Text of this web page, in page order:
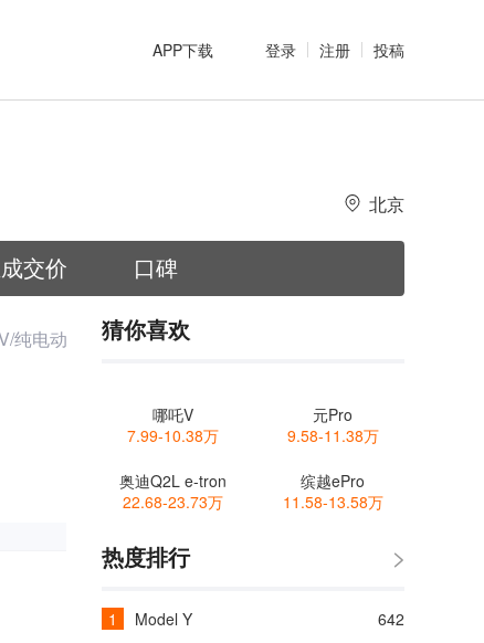
APP下载 登录 注册 投稿
北京
交价 口碑
纯电动 猜你喜欢
哪吒V
7.99-10.38万
元Pro
9.58-11.38万
奥迪Q2L e-tron
22.68-23.73万
缤越ePro
11.58-13.58万
热度排行
Model Y 642